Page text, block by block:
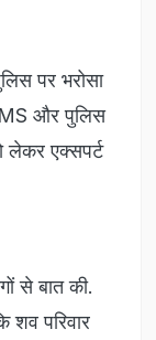
पर भरोसा
और पुलिस
लेकर एक्सपर्ट
से बात की.
शव परिवार